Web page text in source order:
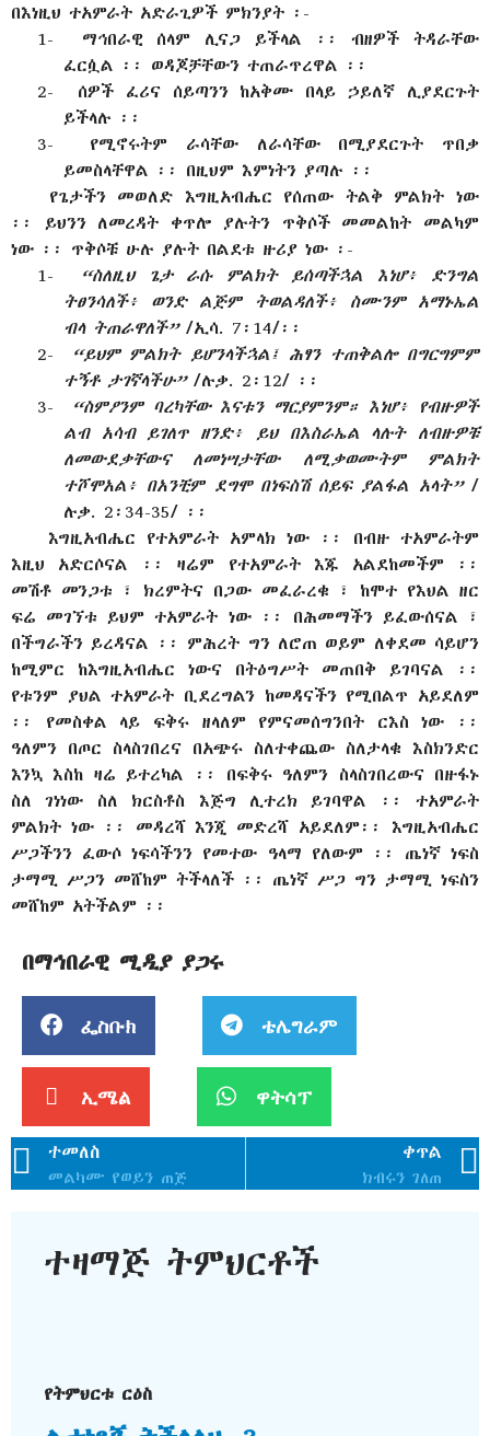
በእነዚህ ተአምራት አድራጊዎች ምክንያት ፡-
1- ማኅበራዊ ሰላም ሊናጋ ይችላል ፡፡ ብዘዎች ትዳራቸው
ፈርሷል ፡፡ ወዳጆቻቸውን ተጠራጥረዋል ፡፡
2- ሰዎች ፈሪና ሰይጣንን ከአቅሙ በላይ ኃይለኛ ሊያደርጉት
ይችላሉ ፡፡
3- የሚኖሩትም ራሳቸው ለራሳቸው በሚያደርጉት ጥበቃ
ይመስላቸዋል ፡፡ በዚህም እምነትን ያጣሉ ፡፡
የጌታችን መወለድ እግዚአብሔር የሰጠው ትልቅ ምልክት ነው
፡፡ ይህንን ለመረዳት ቀጥሎ ያሉትን ጥቅሶች መመልከት መልካም
ነው ፡፡ ጥቅሶቹ ሁሉ ያሉት በልደቱ ዙሪያ ነው ፡-
1- “ስለዚህ ጌታ ራሱ ምልክት ይሰጣችኋል እነሆ፥ ድንግል
ትፀንሳለች፥ ወንድ ልጅም ትወልዳለች፥ ስሙንም አማኑኤል
ብላ ትጠራዋለች” /ኢሳ. 7፡14/፡፡
2-
“ይህም ምልክት ይሆንላችኋል፤ ሕፃን ተጠቅልሎ በግርግምም
ተኝቶ ታገኛላችሁ” /ሉቃ. 2፡12/ ፡፡
3- “ስምዖንም ባረካቸው እናቱን ማርያምንም። እነሆ፥ የብዙዎች
ልብ አሳብ ይገለጥ ዘንድ፥ ይህ በእስራኤል ላሉት ለብዙዎቹ
ለመውደቃቸውና ለመነሣታቸው ለሚቃወሙትም ምልክት
ተሾሞአል፥ በአንቺም ደግሞ በነፍስሽ ሰይፍ ያልፋል አላት” /
ሉቃ. 2፡34-35/ ፡፡
እግዚአብሔር የተአምራት አምላክ ነው ፡፡ በብዙ ተአምራትም
እዚህ አድርሶናል ፡፡ ዛሬም የተአምራት እጁ አልደከመችም ፡፡
መሽቶ መንጋቱ ፣ ክረምትና በጋው መፈራረቁ ፣ ከሞተ የእህል ዘር
ፍሬ መገኘቱ ይህም ተአምራት ነው ፡፡ በሕመማችን ይፈውሰናል ፣
በችግራችን ይረዳናል ፡፡ ምሕረት ግን ለሮጠ ወይም ለቀደመ ሳይሆን
ከሚምር ከእግዚአብሔር ነውና በትዕግሥት መጠበቅ ይገባናል ፡፡
የቱንም ያህል ተአምራት ቢደረግልን ከመዳናችን የሚበልጥ አይደለም
፡፡ የመስቀል ላይ ፍቅሩ ዘላለም የምናመሰግንበት ርእስ ነው ፡፡
ዓለምን በጦር ስላስገበረና በአጭሩ ስለተቀጨው ስለታላቁ እስክንድር
እንኳ እስከ ዛሬ ይተረካል ፡፡ በፍቅሩ ዓለምን ስላስገበረውና በዙፋኑ
ስለ ገነነው ስለ ክርስቶስ እጅግ ሊተረክ ይገባዋል ፡፡ ተአምራት
ምልክት ነው ፡፡ መዳረሻ እንጂ መድረሻ አይደለም፡፡ እግዚአብሔር
ሥጋችንን ፈውሶ ነፍሳችንን የመተው ዓላማ የለውም ፡፡ ጤነኛ ነፍስ
ታማሚ ሥጋን መሸከም ትችላለች ፡፡ ጤነኛ ሥጋ ግን ታማሚ ነፍስን
መሸከም አትችልም ፡፡
በማኅበራዊ ሚዲያ ያጋሩ
ፌስቡክ ቴሌግራም
ኢሜል ዋትሳፕ
ተመለስ
መልካሙ የወይን ጠጅ
ቀጥል
ክብሩን ገለጠ
ተዛማጅ ትምህርቶች
የትምህርቱ ርዕስ